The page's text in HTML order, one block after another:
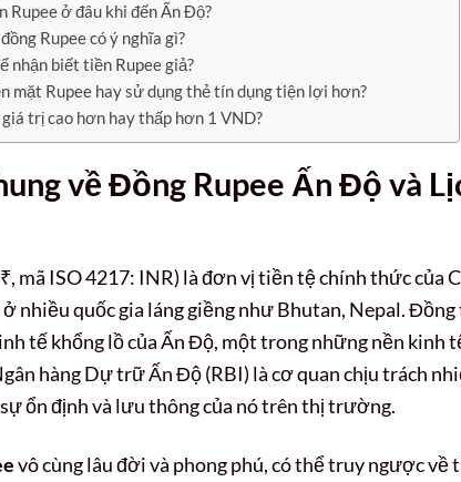
Rupee ở đâu khi đến Ấn Độ?
Rupee có ý nghĩa gì?
nhận biết tiền Rupee giả?
mặt Rupee hay sử dụng thẻ tín dụng tiện lợi hơn?
giá trị cao hơn hay thấp hơn 1 VND?
về Đồng Rupee Ấn Độ và
mã ISO 4217: INR) là đơn vị tiền tệ chính thức của
nhiều quốc gia láng giềng như Bhutan, Nepal.
tế khổng lồ của Ấn Độ, một trong những nền kinh
hàng Dự trữ Ấn Độ (RBI) là cơ quan chịu trách
ổn định và lưu thông của nó trên thị trường.
vô cùng lâu đời và phong phú, có thể truy ngược về